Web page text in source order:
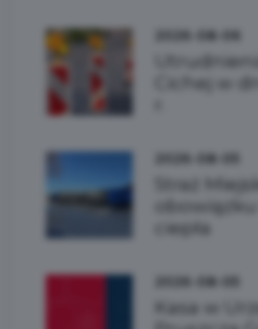
Cichej w
Straż
ciepła
Kasa w